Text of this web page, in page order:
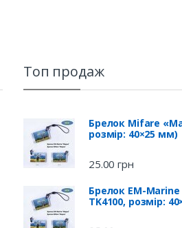
Топ продаж
Брелок Mifare
розмір: 40×25 мм)
25.00 грн
Брелок EM-
TK4100, розмір: